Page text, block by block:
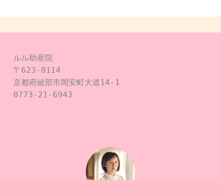
ルル助産院
〒623-0114
京都府綾部市岡安町大道14-1
0773-21-6943